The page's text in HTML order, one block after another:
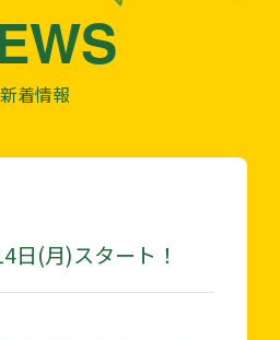
新着情報
日(月)スタート！